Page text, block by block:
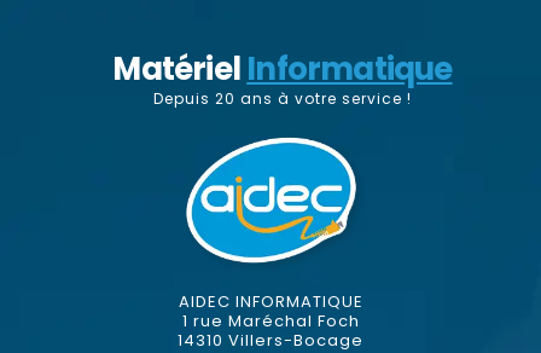
MatérielInformatique
Depuis 20 ans à votre service !
AIDEC INFORMATIQUE
1 rue Maréchal Foch
14310 Villers-Bocage